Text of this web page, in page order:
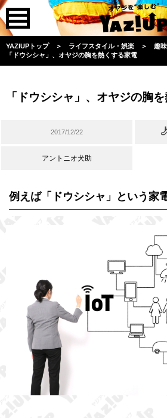
YAZIUPトップ ＞ ライフスタイル・娯楽 ＞ 趣味
「ドウシシャ」、オヤジの胸を熱くする家電
「ドウシシャ」、オヤジの胸
2017/12/22
アントニオ犬助
例えば「ドウシシャ」という家